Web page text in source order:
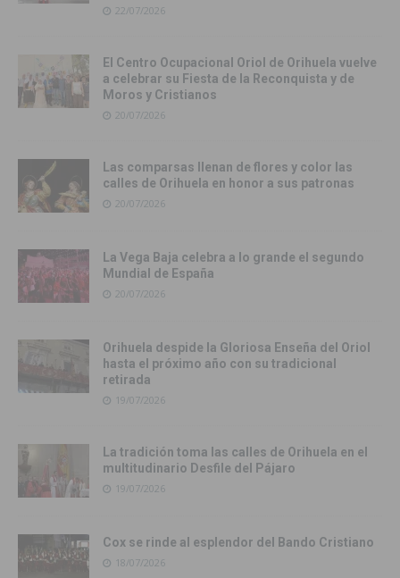
22/07/2026
El Centro Ocupacional Oriol de Orihuela vuelve
a celebrar su Fiesta de la Reconquista y de
Moros y Cristianos
20/07/2026
Las comparsas llenan de flores y color las
calles de Orihuela en honor a sus patronas
20/07/2026
La Vega Baja celebra a lo grande el segundo
Mundial de España
20/07/2026
Orihuela despide la Gloriosa Enseña del Oriol
hasta el próximo año con su tradicional
retirada
19/07/2026
La tradición toma las calles de Orihuela en el
multitudinario Desfile del Pájaro
19/07/2026
Cox se rinde al esplendor del Bando Cristiano
18/07/2026